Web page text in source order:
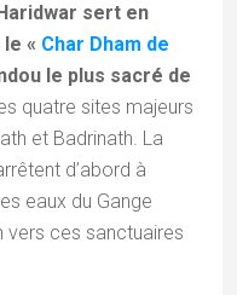
sert en
« Char Dham de
le plus sacré de
quatre sites majeurs
et Badrinath. La
d’abord à
eaux du Gange
vers ces sanctuaires